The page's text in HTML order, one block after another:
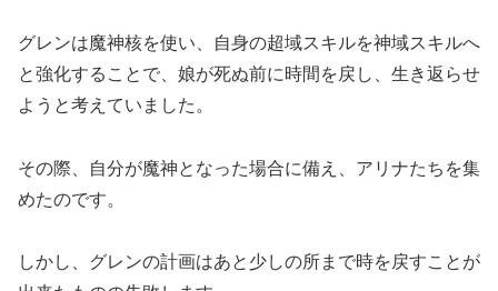
グレンは魔神核を使い、自身の超域スキルを神域スキルへ
と強化することで、娘が死ぬ前に時間を戻し、生き返らせ
ようと考えていました。
その際、自分が魔神となった場合に備え、アリナたちを集
めたのです。
しかし、グレンの計画はあと少しの所まで時を戻すことが